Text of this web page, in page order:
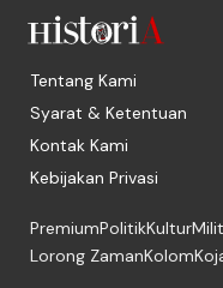
Tentang Kami
Syarat & Ketentuan
Kontak Kami
Kebijakan Privasi
PremiumPolitikKultur
Lorong ZamanKolom